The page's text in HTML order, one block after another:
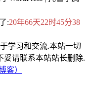
:20年66天22时45分38
学习和交流.本站一切
妥请联系本站站长删除.